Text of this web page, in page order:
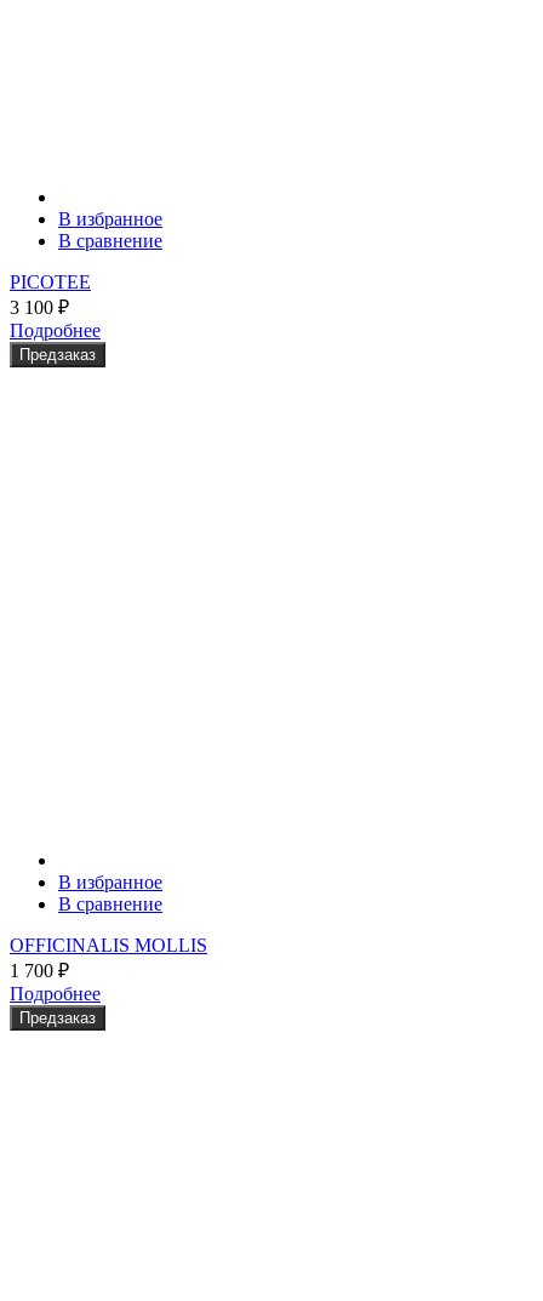
В избранное
В сравнение
PICOTEE
3 100 ₽
Подробнее
Предзаказ
В избранное
В сравнение
OFFICINALIS MOLLIS
1 700 ₽
Подробнее
Предзаказ